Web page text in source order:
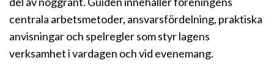
centrala arbetsmetoder, ansvarsfördelning, praktiska
anvisningar och spelregler som styr lagens
verksamhet i vardagen och vid evenemang.